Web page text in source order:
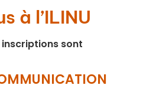
à l’ILINU
inscriptions sont